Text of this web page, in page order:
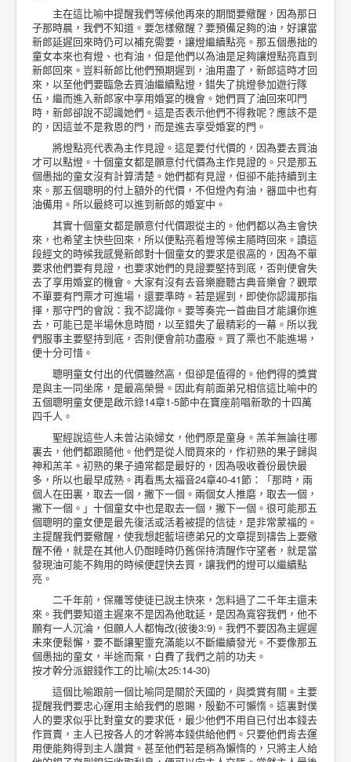
主在這比喻中提醒我們等候他再來的期間要儆醒，因為那日
子那時晨，我們不知道。要怎樣儆醒？要預備足夠的油，好讓當
新郎延遲回來時仍可以補充需要，讓燈繼續點亮。那五個愚拙的
童女本來也有燈、也有油，但是他們以為油是足夠讓燈點亮直到
新郎回來。豈料新郎比他們預期遲到，油用盡了，新郎這時才回
來，以至他們要臨急去買油繼續點燈，錯失了挑燈參加遊行隊
伍，繼而進入新郎家中享用婚宴的機會。她們買了油回來叩門
時，新郎卻說不認識她們。這是否表示他們不得救呢？應該不是
的，因這並不是救恩的門，而是進去享受婚宴的門。
將燈點亮代表為主作見證。這是要付代價的，因為要去買油
才可以點燈。十個童女都是願意付代價為主作見證的。只是那五
個愚拙的童女沒有計算清楚。她們都有見證，但卻不能持續到主
來。那五個聰明的付上額外的代價，不但燈內有油，器皿中也有
油備用。所以最終可以進到新郎的婚宴中。
其實十個童女都是願意付代價跟從主的。他們都以為主會快
來，也希望主快些回來，所以便點亮着燈等候主隨時回來。讀這
段經文的時候我感覺新郎對十個童女的要求是很高的，因為不單
要求他們要有見證，也要求她們的見證要堅持到底，否則便會失
去了享用婚宴的機會。大家有沒有去音樂廳聽古典音樂會？觀眾
不單要有門票才可進場，還要準時。若是遲到，即使你認識那指
揮，那守門的會說：我不認識你。要等奏完一首曲目才能讓你進
去，可能已是半場休息時間，以至錯失了最精彩的一幕。所以我
們服事主要堅持到底，否則便會前功盡廢。買了票也不能進埸，
便十分可惜。
聰明童女付出的代價雖然高，但卻是值得的。他們得的獎賞
是與主一同坐席，是最高榮譽。因此有前面弟兄相信這比喻中的
五個聰明童女便是啟示錄14章1-5節中在寶座前唱新歌的十四萬
四千人。
聖經說這些人未曾沾染婦女，他們原是童身。羔羊無論往哪
裏去，他們都跟隨他。他們是從人間買來的，作初熟的果子歸與
神和羔羊。初熟的果子通常都是最好的，因為吸收養份最快最
多，所以也最早成熟。再看馬太福音24章40-41節：「那時，兩
個人在田裏，取去一個，撇下一個。兩個女人推磨，取去一個，
撇下一個。」十個童女中也是取去一個，撇下一個。很可能那五
個聰明的童女便是最先復活或活着被提的信徒，是非常蒙福的。
主提醒我們要儆醒，使我想起藍培德弟兄的文章提到禱告上要儆
醒不倦，就是在其他人仍酣睡時仍舊保持清醒作守望者，就是當
發現油可能不夠用的時候便趕快去買，讓我們的燈可以繼續點
亮。
二千年前，保羅等使徒已說主快來，怎料過了二千年主還未
來。我們要知道主遲來不是因為他耽延，是因為寬容我們，他不
願有一人沉淪，但願人人都悔改(彼後3:9)。我們不要因為主遲遲
未來便鬆懈，要不斷讓聖靈充滿能以不斷繼續發光。不要像那五
個愚拙的童女，半途而棄，白費了我們之前的功夫。
按才幹分派銀錢作工的比喻(太25:14-30)
這個比喻跟前一個比喻同是關於天國的，與獎賞有關。主要
提醒我們要忠心運用主給我們的恩賜，殷勤不可懶惰。這裏對僕
人的要求似乎比對童女的要求低，最少他們不用自已付出本錢去
作買賣，主人已按各人的才幹將本錢供給他們。只要他們肯去運
用便能夠得到主人讚賞。甚至他們若是稍為懶惰的，只將主人給